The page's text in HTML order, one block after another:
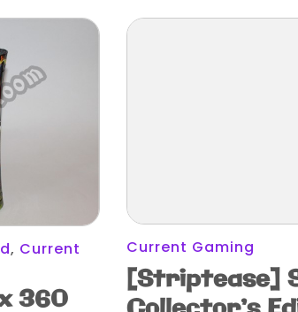
, Current
360
Current Gaming
[Striptease]